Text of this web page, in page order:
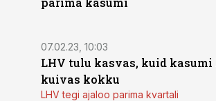
07.02.23, 10:03
LHV tulu kasvas, kuid kasumi
kuivas kokku
LHV tegi ajaloo parima kvartali